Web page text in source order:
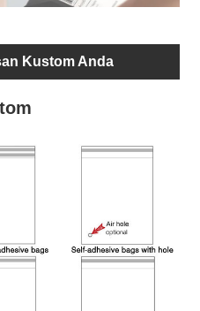
Kustom Anda